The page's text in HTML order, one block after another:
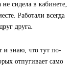
сидела в кабинете,
Работали всегда
друга.
и знаю, что тут по-
отпугивает само